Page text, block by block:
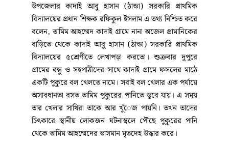
উপজেলার কাদাই আবু হাসান (ঠান্ডা) সরকারি প্রাথমিক
বিদ্যালয়ের প্রধান শিক্ষক রফিকুল ইসলাম এ তথ্য নিশ্চিত করে
বলেন, তামিম আহম্মেদ কাদাই গ্রামে নানা অজেল প্রামানিকের
বাড়িতে থেকে কাদাই আবু হাসান (ঠান্ডা) সরকারি প্রাথমিক
বিদ্যালয়ের ৫শ্রেণীতে লেখাপড়া করতো। শুক্রবার দুপুরে
গ্রামের বন্ধু ও সহপাঠীদের সাথে কাদাই গ্রামে ফসলের মাঠে
একটি পুকুরে বল খেলতে নামে। সবাই বল খেলার এক পর্যায়ে
অসাবধানতা বসত তামিম পুকুরের পানিতে ডুবে যায়। এ সময়
তার খেলার সাথিরা তাকে আর খুঁেজ পায়নি। তখন তাদের
চিৎকারে স্থানীয় লোকজন ঘটনাস্থলে পৌছে পুকুরের পানি
থেকে তামিম আহম্মেদের ভাসমান মৃতদেহ উদ্ধার করে।